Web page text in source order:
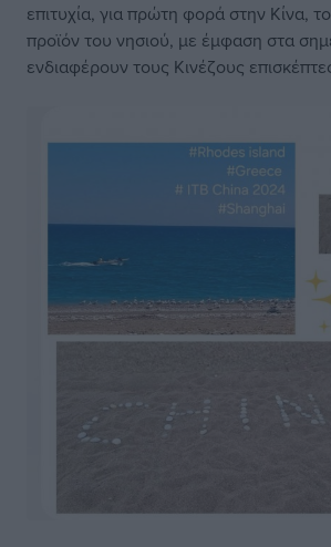
επιτυχία, για πρώτη φορά στην Κίνα,
προϊόν του νησιού, με έμφαση στα
ενδιαφέρουν τους Κινέζους